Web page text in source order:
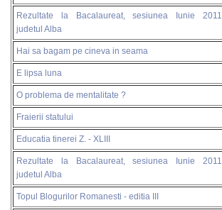
Rezultate la Bacalaureat, sesiunea Iunie 2011,
judetul Alba
Hai sa bagam pe cineva in seama
E lipsa luna
O problema de mentalitate ?
Fraierii statului
Educatia tinerei Z. - XLIII
Rezultate la Bacalaureat, sesiunea Iunie 2011,
judetul Alba
Topul Blogurilor Romanesti - editia III